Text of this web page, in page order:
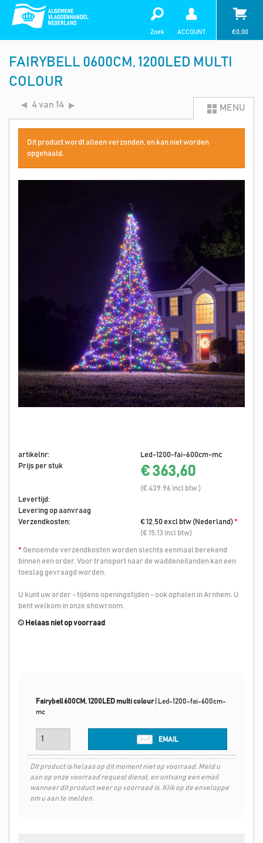
Zoek ACCOUNT €0,00
FAIRYBELL 0600CM, 1200LED MULTI
COLOUR
4 van 14 MENU
Dit product wordt alleen verzonden, en kan niet worden
opgehaald.
artikelnr:
Led-1200-fai-600cm-mc
Prijs per stuk
€ 363,60
(€ 439,96 incl btw )
Levertijd:
Levering op aanvraag
Verzendkosten:
€ 12,50 excl btw (Nederland)*
(€ 15,13 incl btw)
* Genoemde verzendkosten worden slechts eenmaal berekend
binnen een order. Voor transport naar de waddeneilanden kan een
toeslag gevraagd worden.
U kunt uw order - tijdens openingstijden - ook ophalen in Arnhem. U
bent welkom in onze showroom.
Helaas niet op voorraad
Fairybell 600CM, 1200LED multi colour|
Led-1200-fai-600cm-
mc
EMAIL
Dit product is helaas op dit moment niet op voorraad. Meld u
aan op onze voorraad request dienst, en ontvang een email
wanneer dit product weer op voorraad is. Klik op de enveloppe
om u aan te melden.